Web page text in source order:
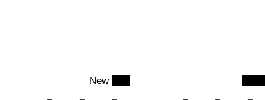
New